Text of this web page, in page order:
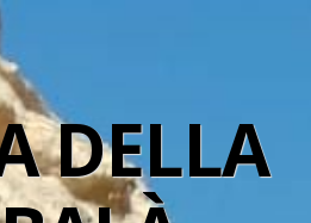
DELLA